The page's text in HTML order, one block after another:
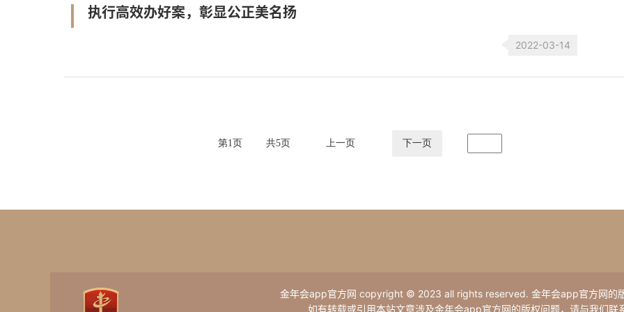
执行高效办好案，彰显公正美名扬
2022-03-14
第1页 共5页 上一页 下一页
金年会app官方网 copyright © 2023 all rights reserved. 金年会app官方网的
如有转载或引用本站文章涉及金年会app官方网的版权问题，请与我们联